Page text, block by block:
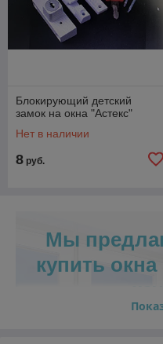
Блокирующий детский
замок на окна "Астекс"
Нет в наличии
8 руб.
Мы
купить